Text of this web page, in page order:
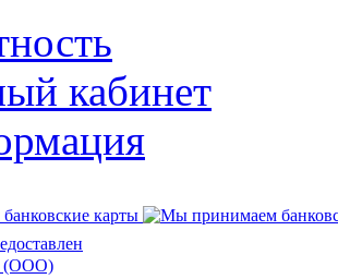
кабинет
(ООО)